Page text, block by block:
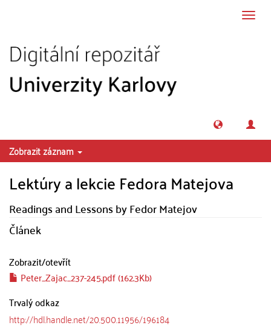
Zobrazit záznam
Lektúry a lekcie Fedora Matejova
Readings and Lessons by Fedor Matejov
Článek
Zobrazit/otevřít
Peter_Zajac_237-245.pdf (162.3Kb)
Trvalý odkaz
http://hdl.handle.net/20.500.11956/196184